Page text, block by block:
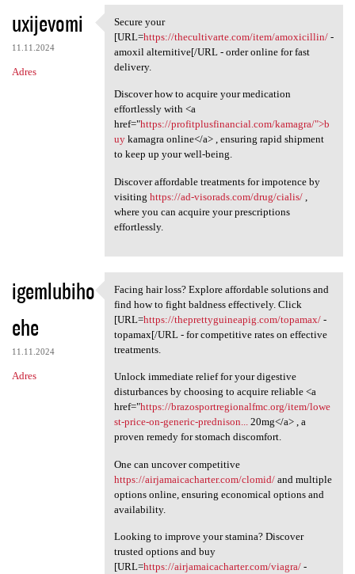
K
o
m
e
uxijevomi
11.11.2024
Adres
Secure your [URL=https:/
Secure your
[URL=https://thecultivarte.com/item/amoxicillin/-
amoxil alternitive[/URL - order online for fast
delivery.
Discover how to acquire your medication
effortlessly with <a
href="https://profitplusfinancial.com/kamagra/">b
uykamagra online</a> , ensuring rapid shipment
to keep up your well-being.
Discover affordable treatments for impotence by
visiting https://ad-visorads.com/drug/cialis/,
where you can acquire your prescriptions
effortlessly.
igemlubiho
ehe
11.11.2024
Adres
Facing hair loss? Explore
Facing hair loss? Explore affordable solutions and
find how to fight baldness effectively. Click
[URL=https://theprettyguineapig.com/topamax/-
topamax[/URL - for competitive rates on effective
treatments.
Unlock immediate relief for your digestive
disturbances by choosing to acquire reliable <a
href="https://brazosportregionalfmc.org/item/lowe
st-price-on-generic-prednison...20mg</a> , a
proven remedy for stomach discomfort.
One can uncover competitive
https://airjamaicacharter.com/clomid/and multiple
options online, ensuring economical options and
availability.
Looking to improve your stamina? Discover
trusted options and buy
[URL=https://airjamaicacharter.com/viagra/-